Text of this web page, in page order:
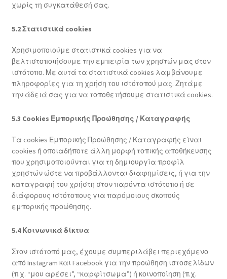
χωρίς τη συγκατάθεσή σας.
5.2 Στατιστικά cookies
Χρησιμοποιούμε στατιστικά cookies για να
βελτιστοποιήσουμε την εμπειρία των χρηστών μας στον
ιστότοπο. Με αυτά τα στατιστικά cookies λαμβάνουμε
πληροφορίες για τη χρήση του ιστότοπού μας. Ζητάμε
την άδειά σας για να τοποθετήσουμε στατιστικά cookies.
5.3 Cookies Εμπορικής Προώθησης / Καταγραφής
Τα cookies Εμπορικής Προώθησης / Καταγραφής είναι
cookies ή οποιαδήποτε άλλη μορφή τοπικής αποθήκευσης
που χρησιμοποιούνται για τη δημιουργία προφίλ
χρηστών ώστε να προβάλλονται διαφημίσεις, ή για την
καταγραφή του χρήστη στον παρόντα ιστότοπο ή σε
διάφορους ιστότοπους για παρόμοιους σκοπούς
εμπορικής προώθησης.
5.4 Κοινωνικά δίκτυα
Στον ιστότοπό μας, έχουμε συμπεριλάβει περιεχόμενο
από Instagram και Facebook για την προώθηση ιστοσελίδων
(π.χ. “μου αρέσει”, “καρφίτσωμα”) ή κοινοποίηση (π.χ.